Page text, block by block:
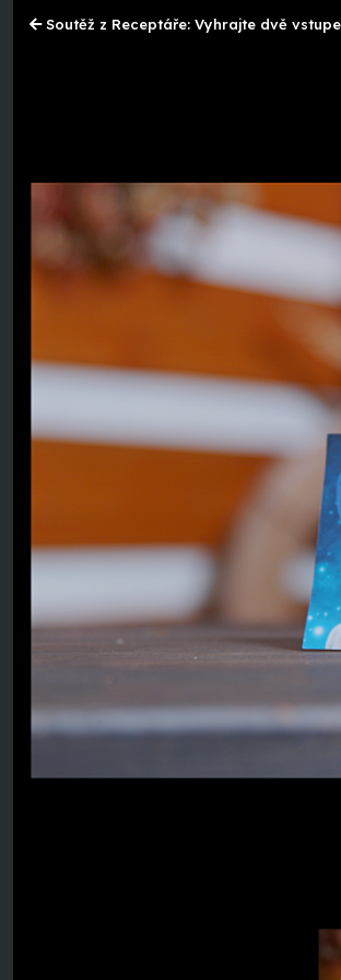
Soutěž z Receptáře: Vyhrajte dvě